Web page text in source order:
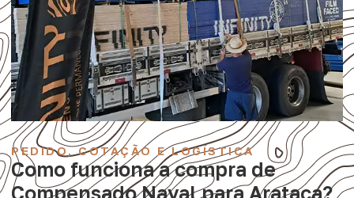
PEDIDO, COTAÇÃO E LOGÍSTICA
Como funciona a compra de
Compensado Naval para Arataca?